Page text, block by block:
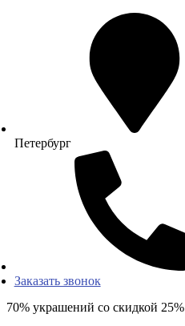
Петербург
Заказать звонок
70% украшений со скидкой 25%